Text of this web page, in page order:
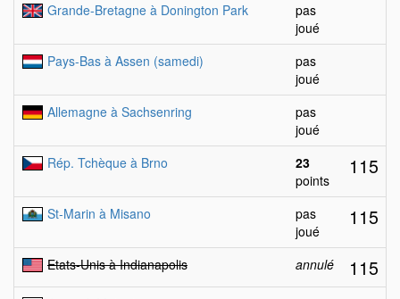
Grande-Bretagne à Donington Park
pas
joué
Pays-Bas à Assen (samedi)
pas
joué
Allemagne à Sachsenring
pas
joué
Rép. Tchèque à Brno
23
points
115
St-Marin à Misano
pas
joué
115
Etats-Unis à Indianapolis annulé 115